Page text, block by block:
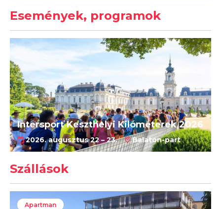
Események, programok
Intersport Keszthelyi Kilóméterek 2026
2026. augusztus 22 – 23. Balaton-part
Szállások
Apartman